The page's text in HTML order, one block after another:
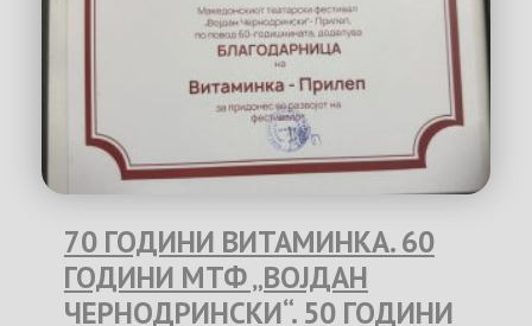
70 ГОДИНИ ВИТАМИНКА. 60
ГОДИНИ МТФ „ВОЈДАН
ЧЕРНОДРИНСКИ“. 50 ГОДИНИ